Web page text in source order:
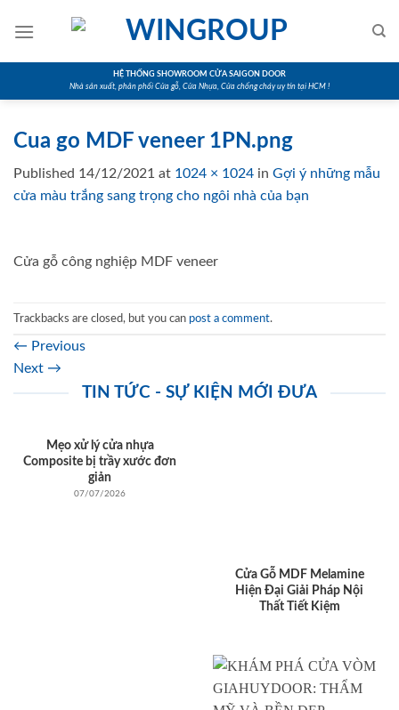
HỆ THỐNG SHOWROOM CỬA SAIGON DOOR
Nhà sản xuất, phân phối Cửa gỗ, Cửa Nhựa, Cửa chống cháy uy tín tại HCM !
Cua go MDF veneer 1PN.png
Published 14/12/2021 at 1024 × 1024 in Gợi ý những mẫu
cửa màu trắng sang trọng cho ngôi nhà của bạn
Cửa gỗ công nghiệp MDF veneer
Trackbacks are closed, but you can post a comment.
← Previous
Next →
TIN TỨC - SỰ KIỆN MỚI ĐƯA
Mẹo xử lý cửa nhựa
Composite bị trầy xước đơn
giản
07/07/2026
Cửa Gỗ MDF Melamine
Hiện Đại Giải Pháp Nội
Thất Tiết Kiệm